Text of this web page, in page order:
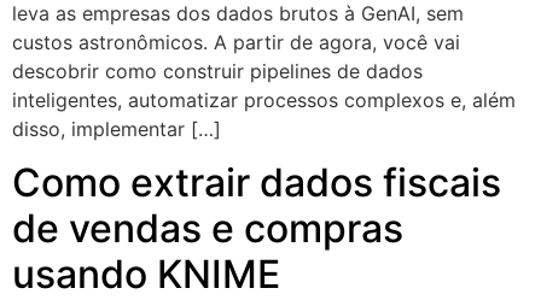
leva as empresas dos dados brutos à GenAI, sem
custos astronômicos. A partir de agora, você vai
descobrir como construir pipelines de dados
inteligentes, automatizar processos complexos e, além
disso, implementar […]
Como extrair dados fiscais
de vendas e compras
usando KNIME